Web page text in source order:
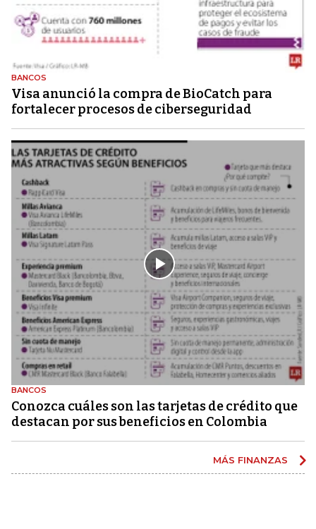
BANCOS
Visa anunció la compra de BioCatch para
fortalecer procesos de ciberseguridad
BANCOS
Conozca cuáles son las tarjetas de crédito que
destacan por sus beneficios en Colombia
MÁS FINANZAS